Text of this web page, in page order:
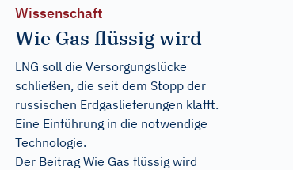
Wissenschaft
Wie Gas flüssig wird
LNG soll die Versorgungslücke
schließen, die seit dem Stopp der
russischen Erdgaslieferungen klafft.
Eine Einführung in die notwendige
Technologie.
Der Beitrag Wie Gas flüssig wird